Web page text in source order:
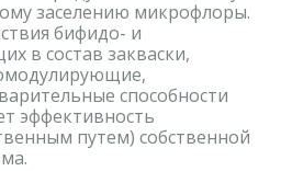
заселению микрофлоры.
бифидо- и
в состав закваски,
способности
эффективность
путем) собственной